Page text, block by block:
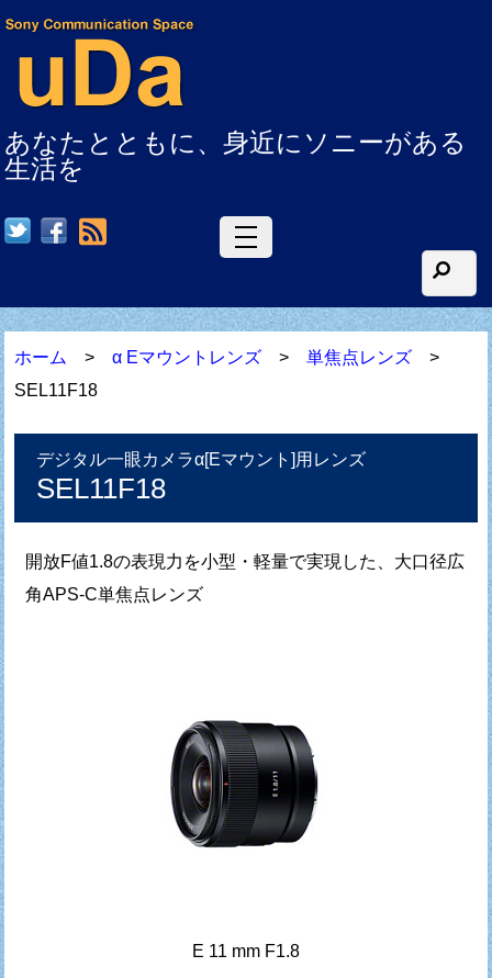
あなたとともに、身近にソニーがある
生活を
ホーム >α Eマウントレンズ >単焦点レンズ >
SEL11F18
デジタル一眼カメラα[Eマウント]用レンズ
SEL11F18
開放F値1.8の表現力を小型・軽量で実現した、大口径広
角APS-C単焦点レンズ
E 11 mm F1.8